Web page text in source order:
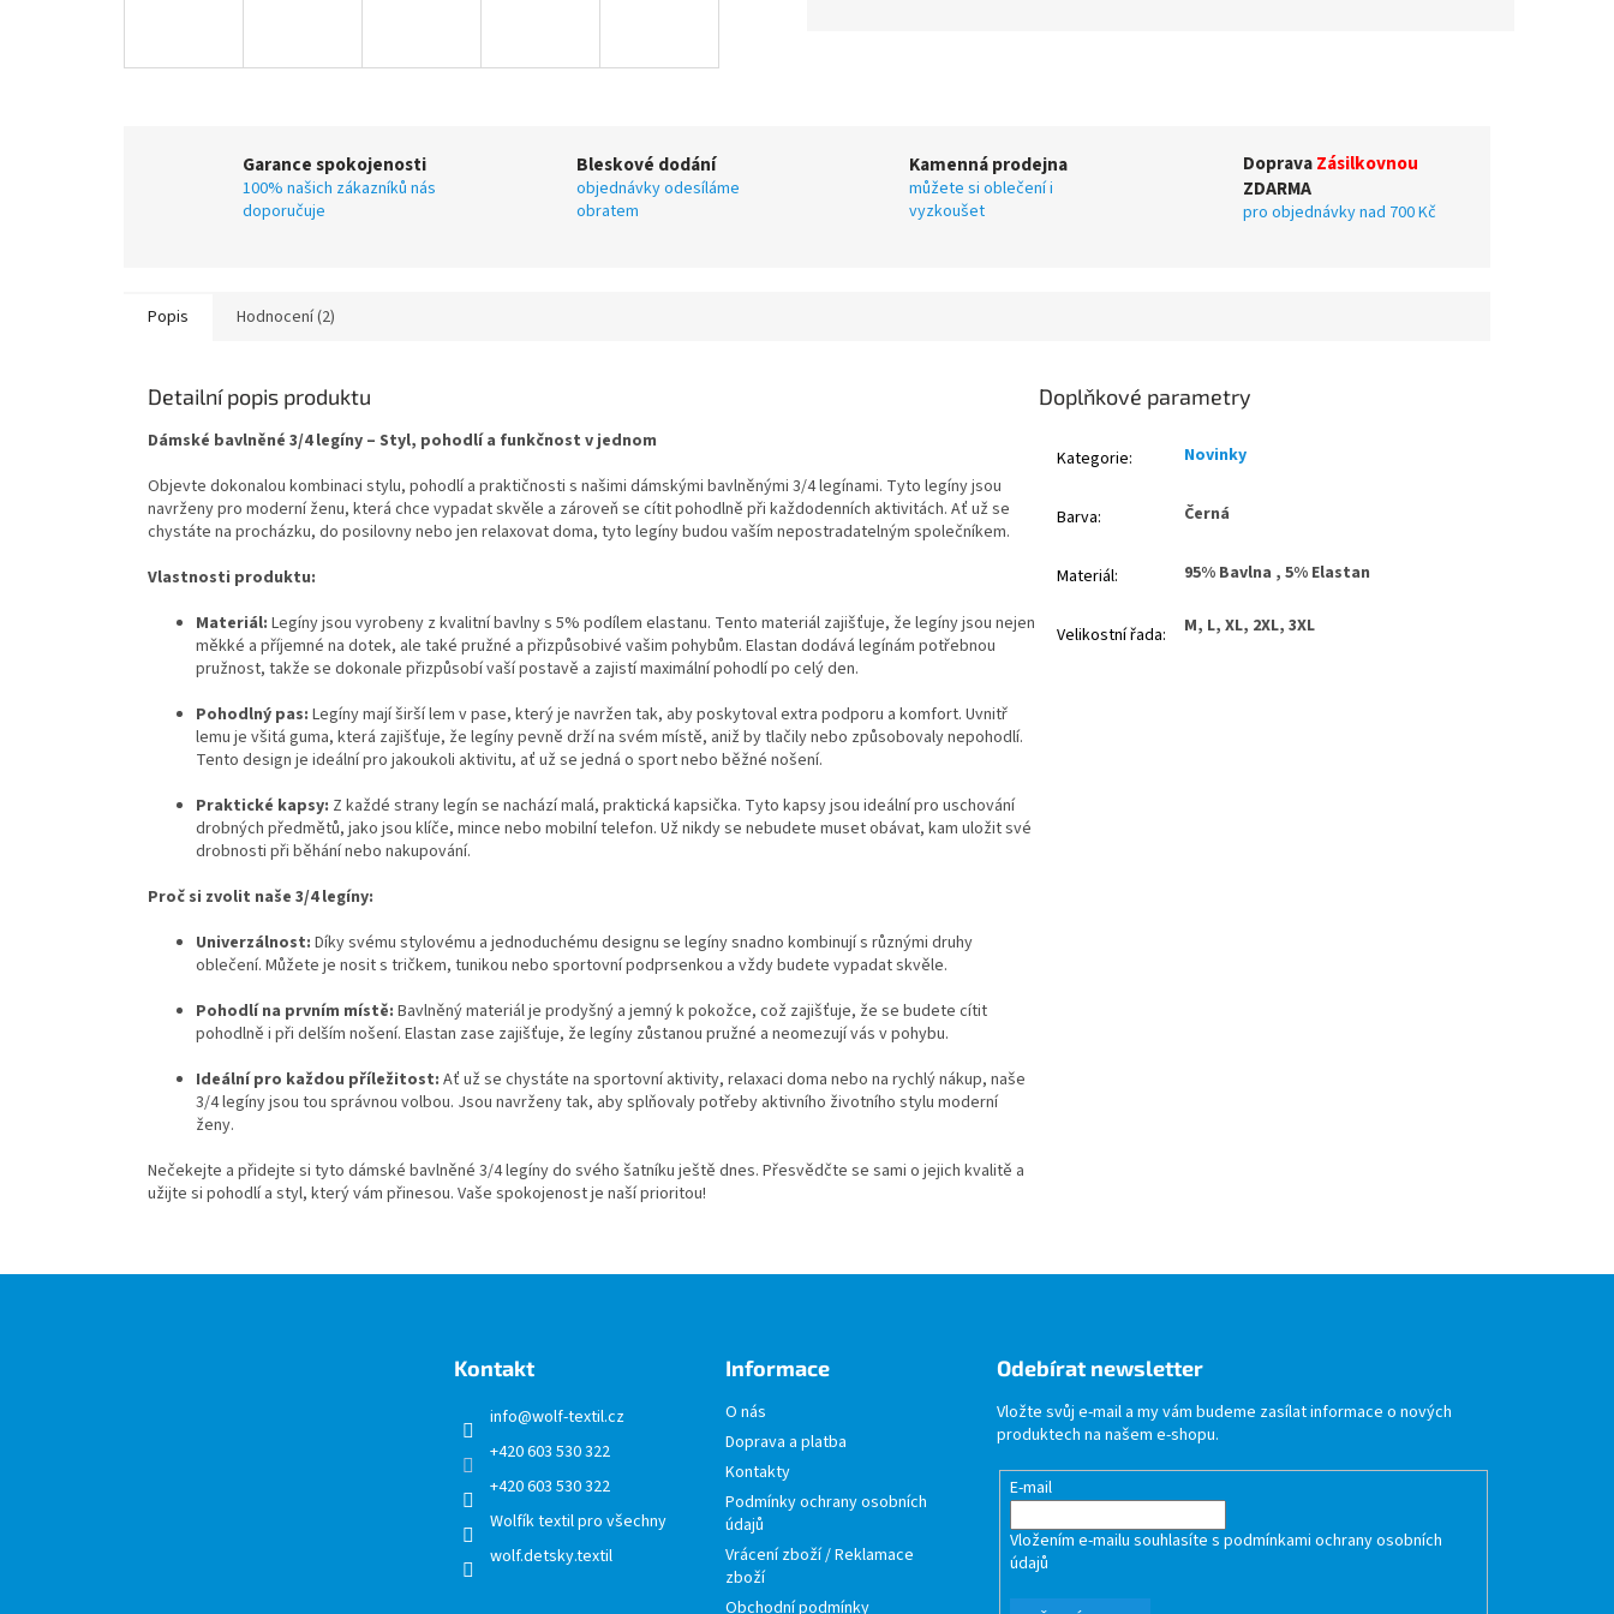
Garance spokojenosti
100% našich zákazníků nás
doporučuje
Bleskové dodání
objednávky odesíláme
obratem
Kamenná prodejna
můžete si oblečení i
vyzkoušet
DopravaZásilkovnou
ZDARMA
pro objednávky nad 700 Kč
Popis Hodnocení (2)
Detailní popis produktu
Dámské bavlněné 3/4 legíny – Styl, pohodlí a funkčnost v jednom
Objevte dokonalou kombinaci stylu, pohodlí a praktičnosti s našimi dámskými bavlněnými 3/4 legínami. Tyto legíny jsou
navrženy pro moderní ženu, která chce vypadat skvěle a zároveň se cítit pohodlně při každodenních aktivitách. Ať už se
chystáte na procházku, do posilovny nebo jen relaxovat doma, tyto legíny budou vaším nepostradatelným společníkem.
Vlastnosti produktu:
Materiál: Legíny jsou vyrobeny z kvalitní bavlny s 5% podílem elastanu. Tento materiál zajišťuje, že legíny jsou nejen
měkké a příjemné na dotek, ale také pružné a přizpůsobivé vašim pohybům. Elastan dodává legínám potřebnou
pružnost, takže se dokonale přizpůsobí vaší postavě a zajistí maximální pohodlí po celý den.
Pohodlný pas: Legíny mají širší lem v pase, který je navržen tak, aby poskytoval extra podporu a komfort. Uvnitř
lemu je všitá guma, která zajišťuje, že legíny pevně drží na svém místě, aniž by tlačily nebo způsobovaly nepohodlí.
Tento design je ideální pro jakoukoli aktivitu, ať už se jedná o sport nebo běžné nošení.
Praktické kapsy: Z každé strany legín se nachází malá, praktická kapsička. Tyto kapsy jsou ideální pro uschování
drobných předmětů, jako jsou klíče, mince nebo mobilní telefon. Už nikdy se nebudete muset obávat, kam uložit své
drobnosti při běhání nebo nakupování.
Proč si zvolit naše 3/4 legíny:
Univerzálnost: Díky svému stylovému a jednoduchému designu se legíny snadno kombinují s různými druhy
oblečení. Můžete je nosit s tričkem, tunikou nebo sportovní podprsenkou a vždy budete vypadat skvěle.
Pohodlí na prvním místě: Bavlněný materiál je prodyšný a jemný k pokožce, což zajišťuje, že se budete cítit
pohodlně i při delším nošení. Elastan zase zajišťuje, že legíny zůstanou pružné a neomezují vás v pohybu.
Ideální pro každou příležitost: Ať už se chystáte na sportovní aktivity, relaxaci doma nebo na rychlý nákup, naše
3/4 legíny jsou tou správnou volbou. Jsou navrženy tak, aby splňovaly potřeby aktivního životního stylu moderní
ženy.
Nečekejte a přidejte si tyto dámské bavlněné 3/4 legíny do svého šatníku ještě dnes. Přesvědčte se sami o jejich kvalitě a
užijte si pohodlí a styl, který vám přinesou. Vaše spokojenost je naší prioritou!
Doplňkové parametry
Kategorie: Novinky
Barva: Černá
Materiál: 95% Bavlna , 5% Elastan
Velikostní řada: M, L, XL, 2XL, 3XL
Kontakt
info@wolf-textil.cz
+420 603 530 322
+420 603 530 322
Wolfík textil pro všechny
wolf.detsky.textil
Informace
O nás
Doprava a platba
Kontakty
Podmínky ochrany osobních
údajů
Vrácení zboží / Reklamace
zboží
Obchodní podmínky
Odebírat newsletter
Vložte svůj e-mail a my vám budeme zasílat informace o nových
produktech na našem e-shopu.
E-mail
Vložením e-mailu souhlasíte spodmínkami ochrany osobních
údajů